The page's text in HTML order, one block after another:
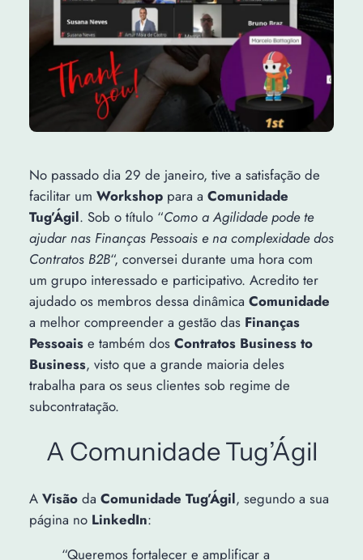
No passado dia 29 de janeiro, tive a satisfação de
facilitar um Workshoppara a Comunidade
Tug’Ágil. Sob o título “Como a Agilidade pode te
ajudar nas Finanças Pessoais e na complexidade dos
Contratos B2B“, conversei durante uma hora com
um grupo interessado e participativo. Acredito ter
ajudado os membros dessa dinâmica Comunidade
a melhor compreender a gestão das Finanças
Pessoaise também dos Contratos Business to
Business, visto que a grande maioria deles
trabalha para os seus clientes sob regime de
subcontratação.
A Comunidade Tug’Ágil
A Visãoda Comunidade Tug’Ágil, segundo a sua
página no LinkedIn:
“Queremos fortalecer e amplificar a